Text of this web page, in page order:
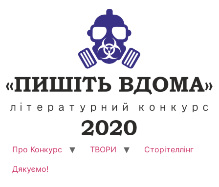
Про Конкурс ТВОРИ
Сторітеллінг
Дякуємо!